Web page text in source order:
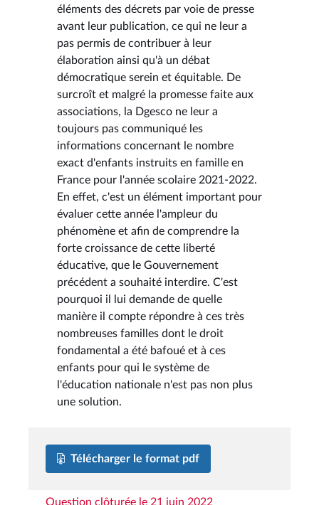
éléments des décrets par voie de presse
avant leur publication, ce qui ne leur a
pas permis de contribuer à leur
élaboration ainsi qu'à un débat
démocratique serein et équitable. De
surcroît et malgré la promesse faite aux
associations, la Dgesco ne leur a
toujours pas communiqué les
informations concernant le nombre
exact d'enfants instruits en famille en
France pour l'année scolaire 2021-2022.
En effet, c'est un élément important pour
évaluer cette année l'ampleur du
phénomène et afin de comprendre la
forte croissance de cette liberté
éducative, que le Gouvernement
précédent a souhaité interdire. C'est
pourquoi il lui demande de quelle
manière il compte répondre à ces très
nombreuses familles dont le droit
fondamental a été bafoué et à ces
enfants pour qui le système de
l'éducation nationale n'est pas non plus
une solution.
Télécharger le format pdf
Question clôturée le 21 juin 2022